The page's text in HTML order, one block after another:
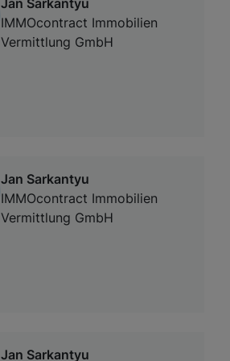
IMMOcontract Immobilien
Vermittlung GmbH
Jan Sarkantyu
IMMOcontract Immobilien
Vermittlung GmbH
Jan Sarkantyu